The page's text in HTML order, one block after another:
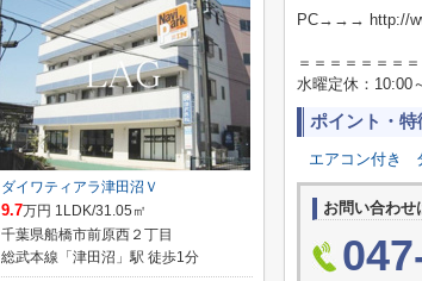
PC→→→ http://
＝＝＝＝＝＝＝
水曜定休：10:00
ポイント・特
エアコン付き
お問い合わせ
ダイワティアラ津田沼Ｖ
9.7万円 1LDK/31.05㎡
千葉県船橋市前原西２丁目
総武本線「津田沼」駅 徒歩1分